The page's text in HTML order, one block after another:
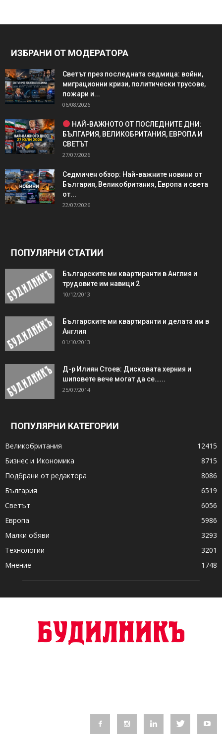
ИЗБРАНИ ОТ МОДЕРАТОРА
Светът през последната седмица: войни,
миграционни кризи, политически трусове,
пожари и...
06/08/2026
НАЙ-ВАЖНОТО ОТ ПОСЛЕДНИТЕ ДНИ:
БЪЛГАРИЯ, ВЕЛИКОБРИТАНИЯ, ЕВРОПА И
СВЕТЪТ
27/07/2026
Седмичен обзор: Най-важните новини от
България, Великобритания, Европа и света
от...
22/07/2026
ПОПУЛЯРНИ СТАТИИ
Българските ми квартиранти в Англия и
трудовите им навици 2
10/12/2013
Българските ми квартиранти и делата им в
Англия
01/10/2013
Д-р Илиян Стоев: Дисковата херния и
шиповете вече могат да се…...
25/07/2014
ПОПУЛЯРНИ КАТЕГОРИИ
Великобритания
12415
Бизнес и Икономика
8715
Подбрани от редактора
8086
България
6519
Светът
6056
Европа
5986
Малки обяви
3293
Технологии
3201
Мнение
1748